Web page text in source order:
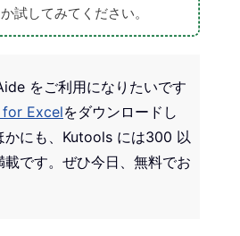
試してみてください。
をご利用になりたいです
Excelをダウンロードし
かにも、Kutools には300 以
です。ぜひ今日、無料でお